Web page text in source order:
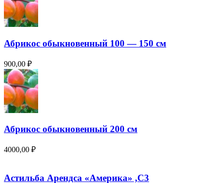
Абрикос обыкновенный 100 — 150 см
900,00 ₽
Абрикос обыкновенный 200 см
4000,00 ₽
Астильба Арендса «Америка» ,С3